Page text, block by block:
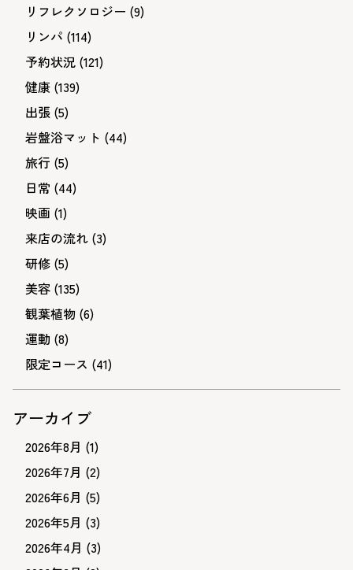
リフレクソロジー (9)
リンパ (114)
予約状況 (121)
健康 (139)
出張 (5)
岩盤浴マット (44)
旅行 (5)
日常 (44)
映画 (1)
来店の流れ (3)
研修 (5)
美容 (135)
観葉植物 (6)
運動 (8)
限定コース (41)
アーカイブ
2026年8月 (1)
2026年7月 (2)
2026年6月 (5)
2026年5月 (3)
2026年4月 (3)